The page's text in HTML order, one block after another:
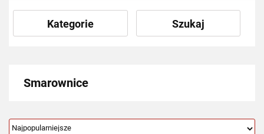
Kategorie Szukaj
Smarownice